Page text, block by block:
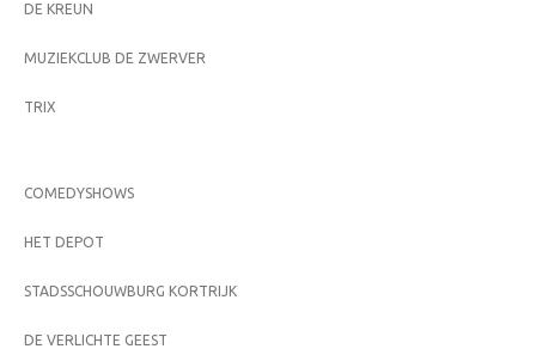
DE KREUN
MUZIEKCLUB DE ZWERVER
TRIX
COMEDYSHOWS
HET DEPOT
STADSSCHOUWBURG KORTRIJK
DE VERLICHTE GEEST